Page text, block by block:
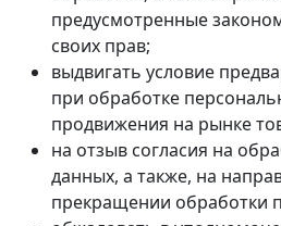
предусмотренные
своих прав;
выдвигать условие
при обработке
продвижения на рынке
на отзыв согласия на
данных, а также, на
прекращении обработки